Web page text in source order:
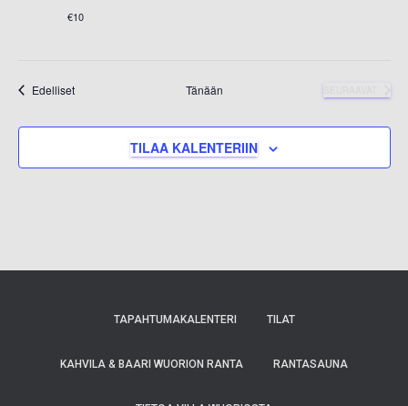
€10
EdellisetTapahtumat Tänään
TAPAHTUMAT
TILAA KALENTERIIN
TAPAHTUMAKALENTERI TILAT
KAHVILA & BAARI WUORION RANTA RANTASAUNA